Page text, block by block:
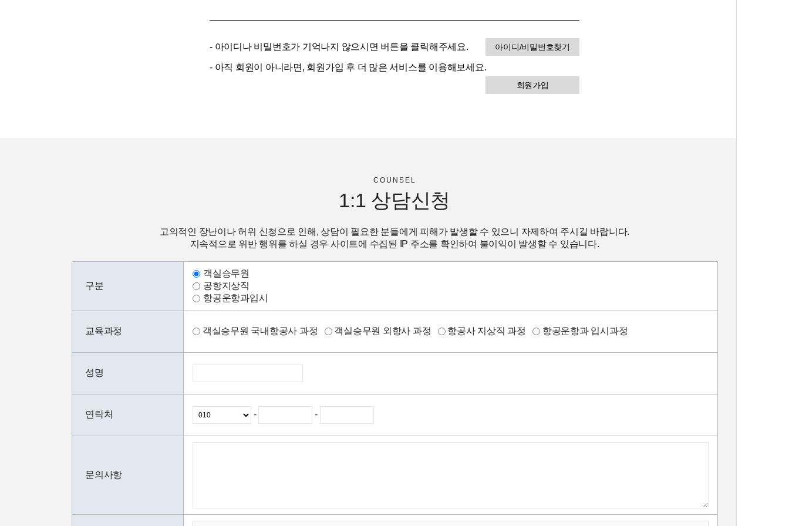
- 아이디나 비밀번호가 기억나지 않으시면 버튼을 클릭해주세요. 아이디/비밀번호찾기
- 아직 회원이 아니라면, 회원가입 후 더 많은 서비스를 이용해보세요.
회원가입
COUNSEL
1:1 상담신청
고의적인 장난이나 허위 신청으로 인해, 상담이 필요한 분들에게 피해가 발생할 수 있으니 자제하여 주시길 바랍니다.
지속적으로 위반 행위를 하실 경우 사이트에 수집된 IP 주소를 확인하여 불이익이 발생할 수 있습니다.
구분
객실승무원
공항지상직
항공운항과입시
교육과정 객실승무원 국내항공사 과정 객실승무원 외항사 과정 항공사 지상직 과정 항공운항과 입시과정
성명
연락처 - -
문의사항